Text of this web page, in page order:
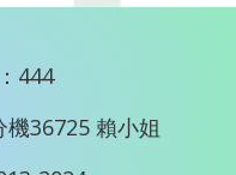
444
36725 賴小姐